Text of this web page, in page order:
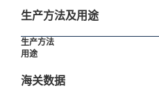
生产方法及用途
生产方法
用途
海关数据